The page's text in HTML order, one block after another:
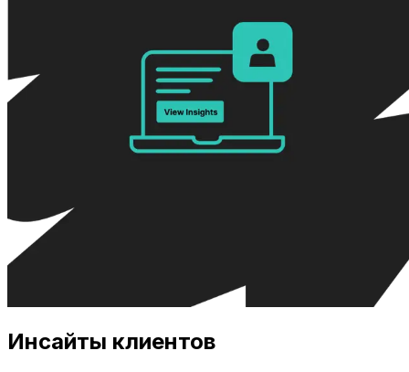
Инсайты клиентов